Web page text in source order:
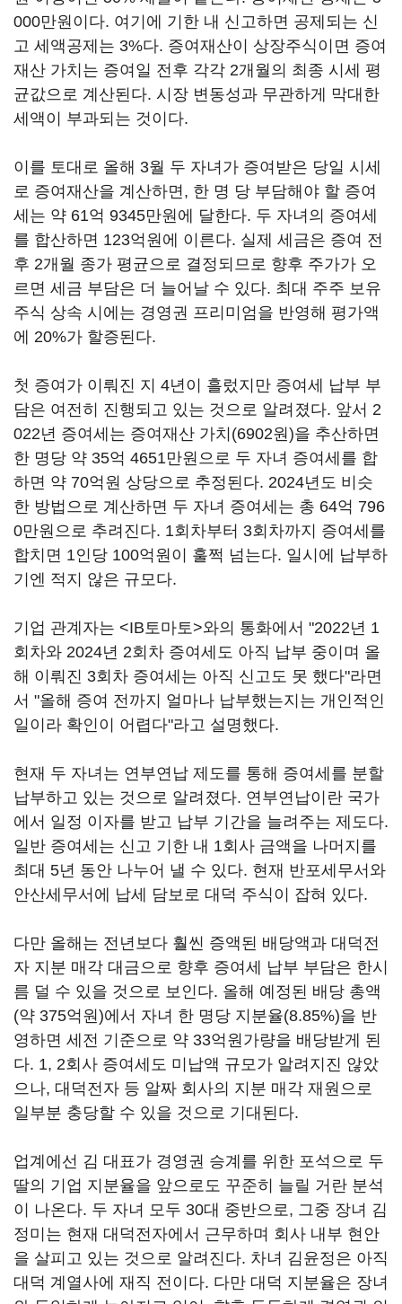
000만원이다. 여기에 기한 내 신고하면 공제되는 신
고 세액공제는 3%다. 증여재산이 상장주식이면 증여
재산 가치는 증여일 전후 각각 2개월의 최종 시세 평
균값으로 계산된다. 시장 변동성과 무관하게 막대한
세액이 부과되는 것이다.
이를 토대로 올해 3월 두 자녀가 증여받은 당일 시세
로 증여재산을 계산하면, 한 명 당 부담해야 할 증여
세는 약 61억 9345만원에 달한다. 두 자녀의 증여세
를 합산하면 123억원에 이른다. 실제 세금은 증여 전
후 2개월 종가 평균으로 결정되므로 향후 주가가 오
르면 세금 부담은 더 늘어날 수 있다. 최대 주주 보유
주식 상속 시에는 경영권 프리미엄을 반영해 평가액
에 20%가 할증된다.
첫 증여가 이뤄진 지 4년이 흘렀지만 증여세 납부 부
담은 여전히 진행되고 있는 것으로 알려졌다. 앞서 2
022년 증여세는 증여재산 가치(6902원)을 추산하면
한 명당 약 35억 4651만원으로 두 자녀 증여세를 합
하면 약 70억원 상당으로 추정된다. 2024년도 비슷
한 방법으로 계산하면 두 자녀 증여세는 총 64억 796
0만원으로 추려진다. 1회차부터 3회차까지 증여세를
합치면 1인당 100억원이 훌쩍 넘는다. 일시에 납부하
기엔 적지 않은 규모다.
기업 관계자는 <IB토마토>와의 통화에서 "2022년 1
회차와 2024년 2회차 증여세도 아직 납부 중이며 올
해 이뤄진 3회차 증여세는 아직 신고도 못 했다"라면
서 "올해 증여 전까지 얼마나 납부했는지는 개인적인
일이라 확인이 어렵다"라고 설명했다.
현재 두 자녀는 연부연납 제도를 통해 증여세를 분할
납부하고 있는 것으로 알려졌다. 연부연납이란 국가
에서 일정 이자를 받고 납부 기간을 늘려주는 제도다.
일반 증여세는 신고 기한 내 1회사 금액을 나머지를
최대 5년 동안 나누어 낼 수 있다. 현재 반포세무서와
안산세무서에 납세 담보로 대덕 주식이 잡혀 있다.
다만 올해는 전년보다 훨씬 증액된 배당액과 대덕전
자 지분 매각 대금으로 향후 증여세 납부 부담은 한시
름 덜 수 있을 것으로 보인다. 올해 예정된 배당 총액
(약 375억원)에서 자녀 한 명당 지분율(8.85%)을 반
영하면 세전 기준으로 약 33억원가량을 배당받게 된
다. 1, 2회사 증여세도 미납액 규모가 알려지진 않았
으나, 대덕전자 등 알짜 회사의 지분 매각 재원으로
일부분 충당할 수 있을 것으로 기대된다.
업계에선 김 대표가 경영권 승계를 위한 포석으로 두
딸의 기업 지분율을 앞으로도 꾸준히 늘릴 거란 분석
이 나온다. 두 자녀 모두 30대 중반으로, 그중 장녀 김
정미는 현재 대덕전자에서 근무하며 회사 내부 현안
을 살피고 있는 것으로 알려진다. 차녀 김윤정은 아직
대덕 계열사에 재직 전이다. 다만 대덕 지분율은 장녀